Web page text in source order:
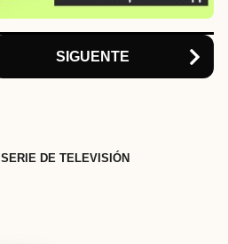
SIGUENTE
SERIE DE TELEVISIÓN